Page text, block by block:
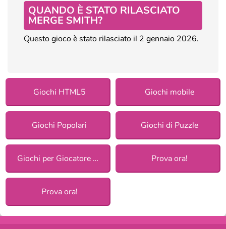
QUANDO È STATO RILASCIATO
MERGE SMITH?
Questo gioco è stato rilasciato il 2 gennaio 2026.
Giochi HTML5 Giochi mobile
Giochi Popolari Giochi di Puzzle
Giochi per Giocatore Singolo Prova ora!
Prova ora!